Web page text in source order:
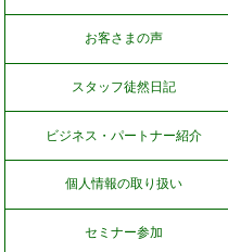
お客さまの声
スタッフ徒然日記
ビジネス・パートナー紹介
個人情報の取り扱い
セミナー参加